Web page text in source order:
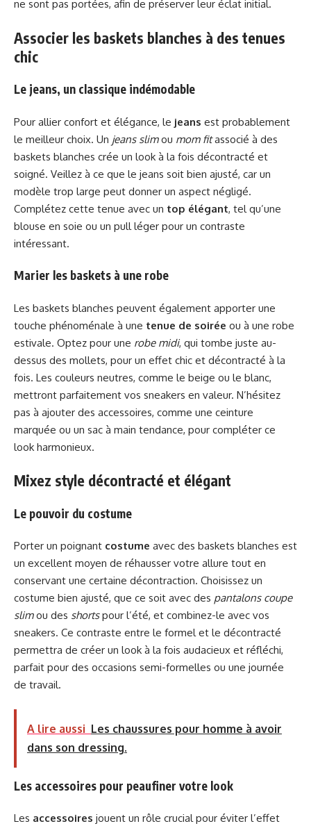
ne sont pas portées, afin de préserver leur éclat initial.
Associer les baskets blanches à des tenues
chic
Le jeans, un classique indémodable
Pour allier confort et élégance, le jeans est probablement
le meilleur choix. Un jeans slimou mom fitassocié à des
baskets blanches crée un look à la fois décontracté et
soigné. Veillez à ce que le jeans soit bien ajusté, car un
modèle trop large peut donner un aspect négligé.
Complétez cette tenue avec un top élégant, tel qu’une
blouse en soie ou un pull léger pour un contraste
intéressant.
Marier les baskets à une robe
Les baskets blanches peuvent également apporter une
touche phénoménale à une tenue de soirée ou à une robe
estivale. Optez pour une robe midi, qui tombe juste au-
dessus des mollets, pour un effet chic et décontracté à la
fois. Les couleurs neutres, comme le beige ou le blanc,
mettront parfaitement vos sneakers en valeur. N’hésitez
pas à ajouter des accessoires, comme une ceinture
marquée ou un sac à main tendance, pour compléter ce
look harmonieux.
Mixez style décontracté et élégant
Le pouvoir du costume
Porter un poignant costume avec des baskets blanches est
un excellent moyen de réhausser votre allure tout en
conservant une certaine décontraction. Choisissez un
costume bien ajusté, que ce soit avec des pantalons coupe
slimou des shortspour l’été, et combinez-le avec vos
sneakers. Ce contraste entre le formel et le décontracté
permettra de créer un look à la fois audacieux et réfléchi,
parfait pour des occasions semi-formelles ou une journée
de travail.
A lire aussi Les chaussures pour homme à avoir
dans son dressing.
Les accessoires pour peaufiner votre look
Les accessoires jouent un rôle crucial pour éviter l’effet